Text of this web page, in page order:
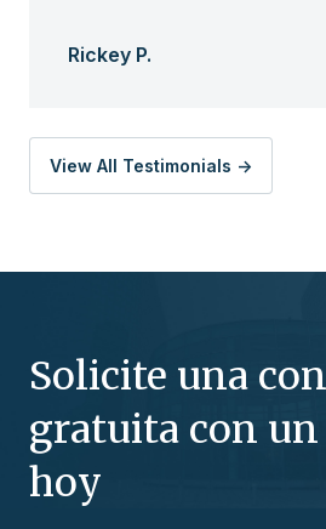
Rickey P.
View All Testimonials ->
Solicite una
gratuita con un
hoy